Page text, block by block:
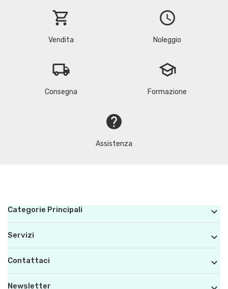
shopping_cart
Vendita
schedule
Noleggio
local_shipping
Consegna
school
Formazione
help
Assistenza
Categorie Principali 
Servizi 
Contattaci 
Newsletter